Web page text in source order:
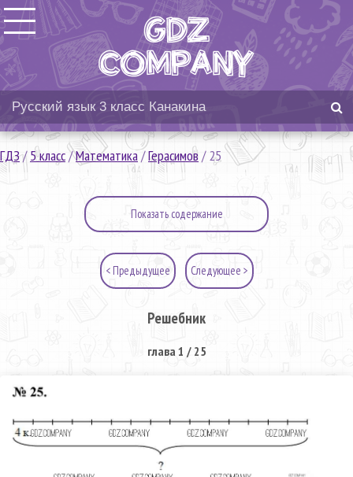
ГДЗ/5 класс/Математика/Герасимов/25
Показать содержание
< Предыдущее Следующее >
Решебник
глава 1 / 25